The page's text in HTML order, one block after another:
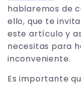
hablaremos de
ello, que te
este artículo y
necesitas para
inconveniente.
Es importante